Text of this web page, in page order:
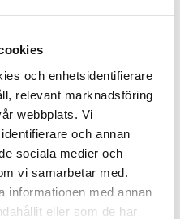
och enhetsidentifierare
relevant marknadsföring
webbplats. Vi
och annan
sociala medier och
vi samarbetar med.
informationen med annan
eller som de har
6-
9 veckor
CODOME40x140H-2
MDF som
valfri färg. Passar till